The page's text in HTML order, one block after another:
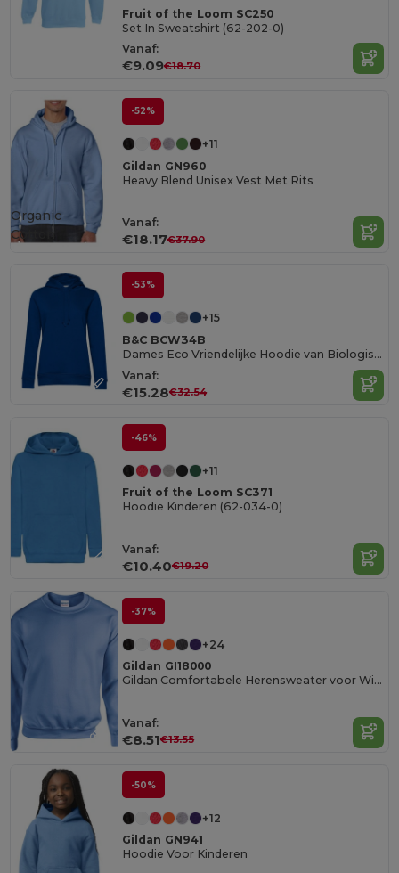
Fruit of the Loom SC250
Set In Sweatshirt (62-202-0)
Vanaf:
€9.09€18.70
-52%
+11
Gildan GN960
Heavy Blend Unisex Vest Met Rits
Vanaf:
€18.17€37.90
Organic
Cotton
-53%
+15
B&C BCW34B
Dames Eco Vriendelijke Hoodie van Biologisch Katoen
Vanaf:
€15.28€32.54
-46%
+11
Fruit of the Loom SC371
Hoodie Kinderen (62-034-0)
Vanaf:
€10.40€19.20
-37%
+24
Gildan GI18000
Gildan Comfortabele Herensweater voor Winterdagen
Vanaf:
€8.51€13.55
-50%
+12
Gildan GN941
Hoodie Voor Kinderen